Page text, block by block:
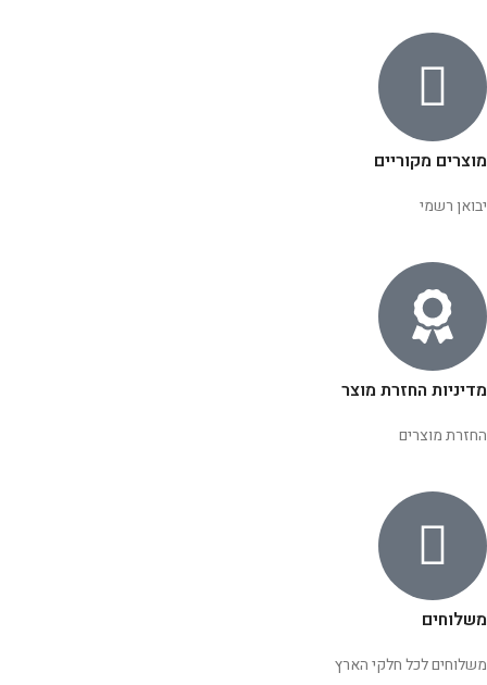
מוצרים מקוריים
יבואן רשמי
מדיניות החזרת מוצר
החזרת מוצרים
משלוחים
משלוחים לכל חלקי הארץ